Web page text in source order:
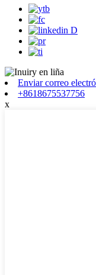
Enviar correo
+8618675537756
x